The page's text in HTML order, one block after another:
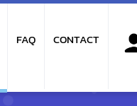
FAQ CONTACT